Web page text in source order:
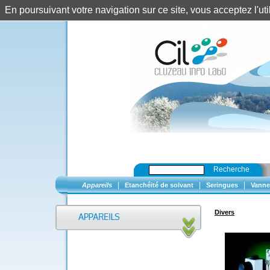
Recherche
Appareils Etanchéité de solvant Seringues
Divers
En poursuivant votre navigation sur ce site, vous acceptez